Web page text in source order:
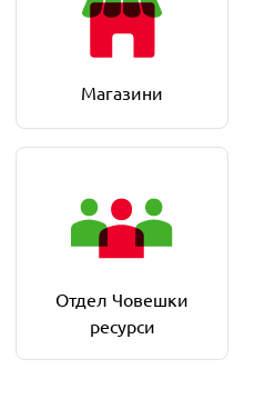
Магазини
Отдел Човешки
ресурси